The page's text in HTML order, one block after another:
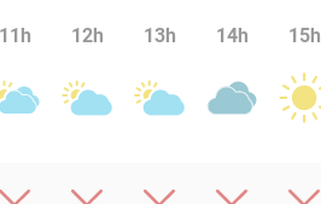
11h 12h 13h 14h 15h